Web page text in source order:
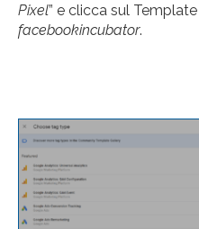
Pixel” e clicca sul
facebookincubator.